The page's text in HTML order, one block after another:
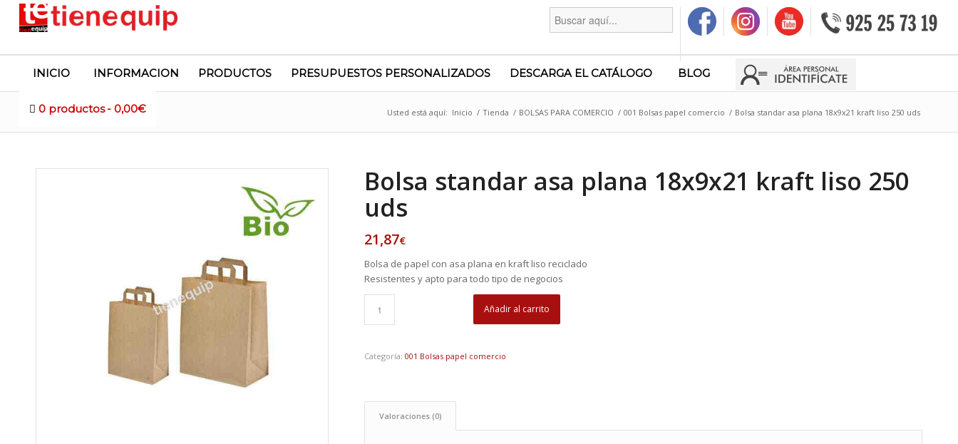
Buscar:
INICIO INFORMACION PRODUCTOS PRESUPUESTOS PERSONALIZADOS DESCARGA EL CATÁLOGO BLOG
0 productos 0,00€
Tienda Usted está aquí: Inicio / Tienda / BOLSAS PARA COMERCIO / 001 Bolsas papel comercio / Bolsa standar asa plana 18x9x21 kraft liso 250 uds
Bolsa standar asa plana 18x9x21 kraft liso 250
uds
21,87€
Bolsa de papel con asa plana en kraft liso reciclado
Resistentes y apto para todo tipo de negocios
Añadir al carrito
Categoría: 001 Bolsas papel comercio
Valoraciones (0)